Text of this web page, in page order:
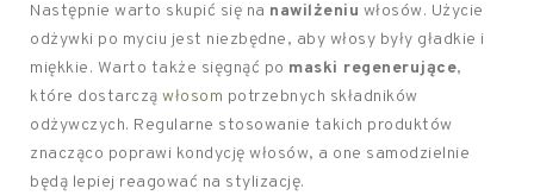
Następnie warto skupić się na nawilżeniu włosów. Użycie
odżywki po myciu jest niezbędne, aby włosy były gładkie i
miękkie. Warto także sięgnąć po maski regenerujące,
które dostarczą włosom potrzebnych składników
odżywczych. Regularne stosowanie takich produktów
znacząco poprawi kondycję włosów, a one samodzielnie
będą lepiej reagować na stylizację.